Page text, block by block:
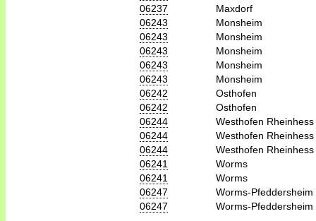
06237
Maxdorf
06243
Monsheim
06243
Monsheim
06243
Monsheim
06243
Monsheim
06243
Monsheim
06242
Osthofen
06242
Osthofen
06244
Westhofen Rheinhess
06244
Westhofen Rheinhess
06244
Westhofen Rheinhess
06241
Worms
06241
Worms
06247
Worms-Pfeddersheim
06247
Worms-Pfeddersheim